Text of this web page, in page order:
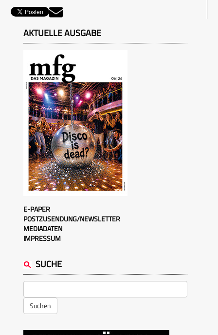
AKTUELLE AUSGABE
E-PAPER
POSTZUSENDUNG/NEWSLETTER
MEDIADATEN
IMPRESSUM
SUCHE
Suchen